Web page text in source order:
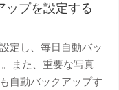
ップを設定する
定し、毎日自動バッ
また、重要な写真
自動バックアップす